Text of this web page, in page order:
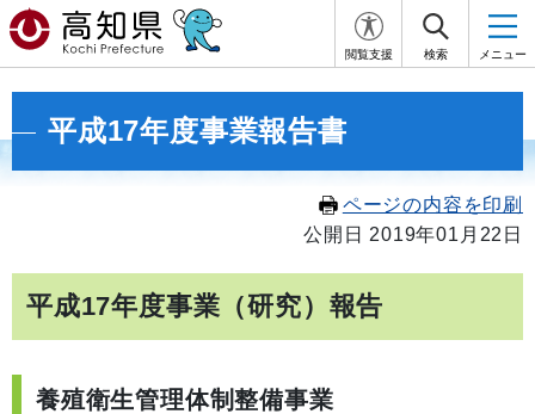
閲覧支援 検索 メニュー
平成17年度事業報告書
ページの内容を印刷
公開日 2019年01月22日
平成17年度事業（研究）報告
養殖衛生管理体制整備事業